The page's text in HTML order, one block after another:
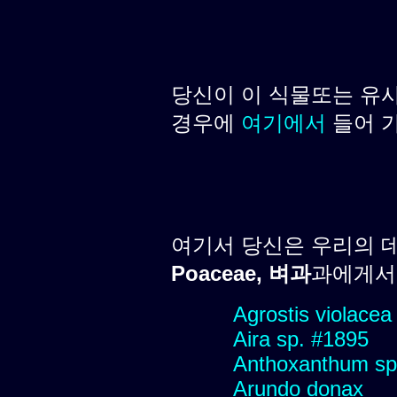
당신이 이 식물또는 유
경우에 여기에서 들어
여기서 당신은 우리의
Poaceae, 벼과과에게
Agrostis violacea
Aira sp. #1895
Anthoxanthum
Arundo donax